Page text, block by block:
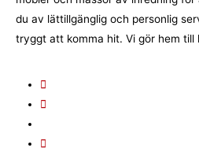
du av lättillgänglig och personlig
tryggt att komma hit. Vi gör hem till